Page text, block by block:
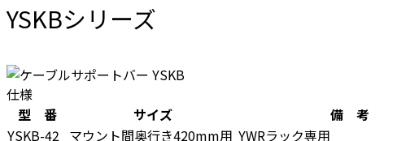
YSKBシリーズ
仕様
型 番
サイズ 備 考
YSKB-42 マウント間奥行き420mm用 YWRラック専用